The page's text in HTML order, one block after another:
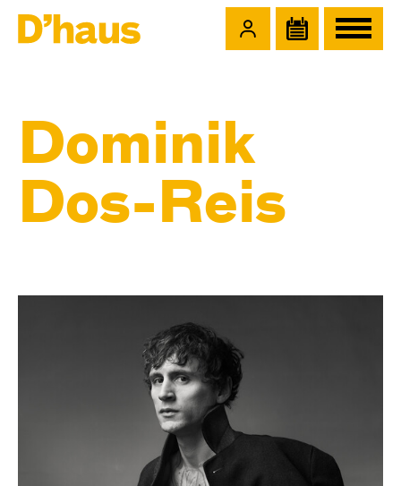
Dominik
Dos-Reis